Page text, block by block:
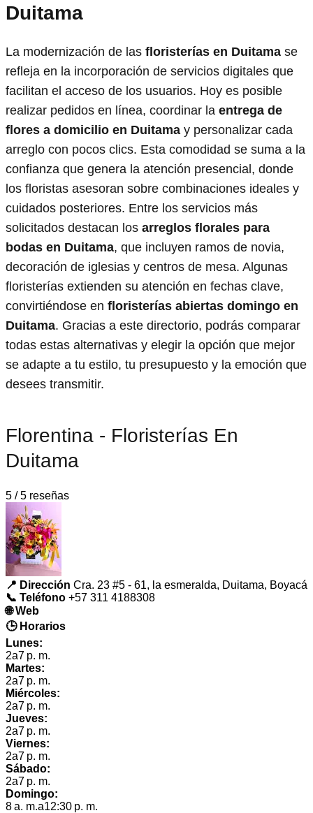
Duitama
La modernización de las floristerías en Duitama se
refleja en la incorporación de servicios digitales que
facilitan el acceso de los usuarios. Hoy es posible
realizar pedidos en línea, coordinar la entrega de
flores a domicilio en Duitama y personalizar cada
arreglo con pocos clics. Esta comodidad se suma a la
confianza que genera la atención presencial, donde
los floristas asesoran sobre combinaciones ideales y
cuidados posteriores. Entre los servicios más
solicitados destacan los arreglos florales para
bodas en Duitama, que incluyen ramos de novia,
decoración de iglesias y centros de mesa. Algunas
floristerías extienden su atención en fechas clave,
convirtiéndose en floristerías abiertas domingo en
Duitama. Gracias a este directorio, podrás comparar
todas estas alternativas y elegir la opción que mejor
se adapte a tu estilo, tu presupuesto y la emoción que
desees transmitir.
Florentina - Floristerías En
Duitama
5 / 5 reseñas
📍 Dirección Cra. 23 #5 - 61, la esmeralda, Duitama, Boyacá
📞 Teléfono +57 311 4188308
🌐 Web
🕒 Horarios
Lunes:
2a7 p. m.
Martes:
2a7 p. m.
Miércoles:
2a7 p. m.
Jueves:
2a7 p. m.
Viernes:
2a7 p. m.
Sábado:
2a7 p. m.
Domingo:
8 a. m.a12:30 p. m.